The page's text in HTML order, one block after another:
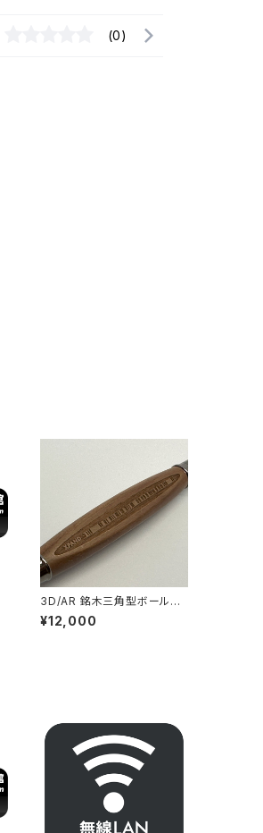
(0)
3D/AR 銘木三角型ボールペ
ン「Wow 3D Museum」
¥12,000